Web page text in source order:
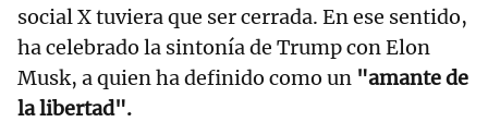
social X tuviera que ser cerrada. En ese sentido,
ha celebrado la sintonía de Trump con Elon
Musk, a quien ha definido como un "amante de
la libertad".